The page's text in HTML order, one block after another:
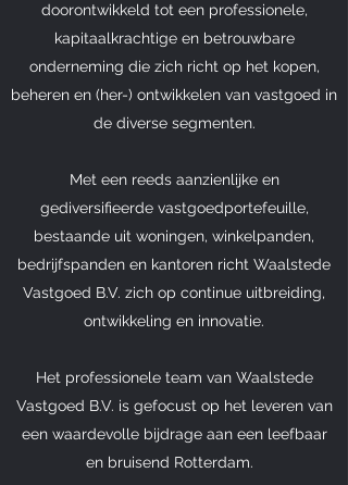
doorontwikkeld tot een professionele,
kapitaalkrachtige en betrouwbare
onderneming die zich richt op het kopen,
beheren en (her-) ontwikkelen van vastgoed in
de diverse segmenten.
Met een reeds aanzienlijke en
gediversifieerde vastgoedportefeuille,
bestaande uit woningen, winkelpanden,
bedrijfspanden en kantoren richt Waalstede
Vastgoed B.V. zich op continue uitbreiding,
ontwikkeling en innovatie.
Het professionele team van Waalstede
Vastgoed B.V. is gefocust op het leveren van
een waardevolle bijdrage aan een leefbaar
en bruisend Rotterdam.